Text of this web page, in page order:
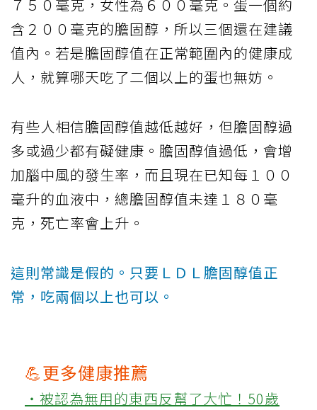
７５０毫克，女性為６００毫克。蛋一個約
含２００毫克的膽固醇，所以三個還在建議
值內。若是膽固醇值在正常範圍內的健康成
人，就算哪天吃了二個以上的蛋也無妨。
有些人相信膽固醇值越低越好，但膽固醇過
多或過少都有礙健康。膽固醇值過低，會增
加腦中風的發生率，而且現在已知每１００
毫升的血液中，總膽固醇值未達１８０毫
克，死亡率會上升。
這則常識是假的。只要ＬＤＬ膽固醇值正
常，吃兩個以上也可以。
💪更多健康推薦
‧被認為無用的東西反幫了大忙！50歲